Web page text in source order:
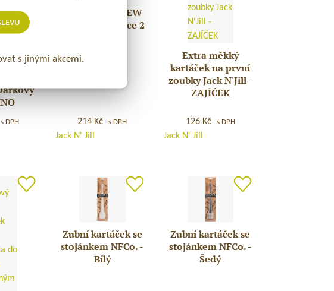
s DPH
náhradní
Buzzy Brush NEW
náhradní hlavice 2
214 Kč s DPH
Jack N' Jill
Extra
měkký
kartáček
zoubky
Jack
Extra měkký
kartáček na první
zoubkyJack N'Jill-
ZAJÍČEK
126 Kč s DPH
Jack N' Jill
Zubní
kartáček
Zubní kartáček se
stojánkem NFCo. -
Bílý
Zubní
kartáček
Zubní kartáček se
stojánkem NFCo. -
Šedý
s jinými akcemi.